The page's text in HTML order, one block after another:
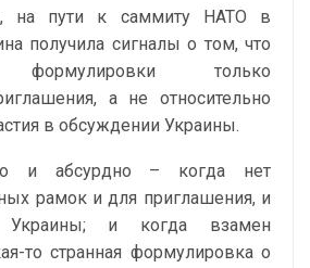
на пути к саммиту НАТО в
получила сигналы о том, что
формулировки только
а не относительно
в обсуждении Украины.
и абсурдно – когда нет
рамок и для приглашения, и
Украины; и когда взамен
то странная формулировка о